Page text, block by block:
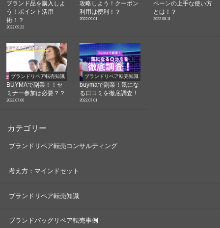
ブランド品を購入しよ
う！ポイント活用
術！？
2022.09.22
攻略しよう！クーポン
利用は便利！？
2022.09.01
ペーンの上手な使い方
とは！？
2022.08.11
ブランドリペア転売知識
BUYMAで副業！！セ
ミナー参加は必要？？
2022.07.06
ブランドリペア転売知識
buymaで副業！気にな
る口コミを徹底調査！
2022.07.01
カテゴリー
ブランドリペア転売コンサルティング
考え方：マインドセット
ブランドリペア転売知識
ブランドバッグリペア転売事例